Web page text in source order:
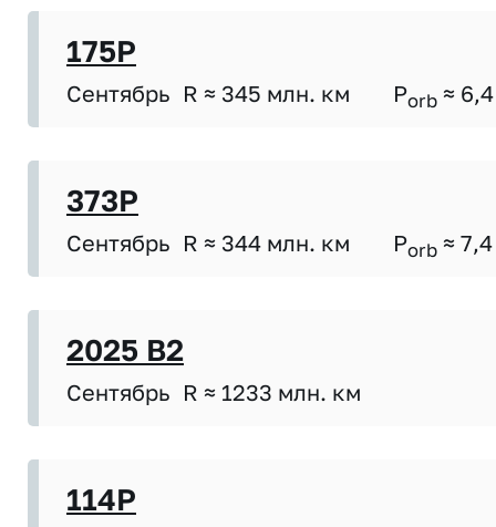
175P
Сентябрь R ≈ 345 млн. км Porb ≈ 6,4
373P
Сентябрь R ≈ 344 млн. км Porb ≈ 7,4
2025 B2
Сентябрь R ≈ 1233 млн. км
114P